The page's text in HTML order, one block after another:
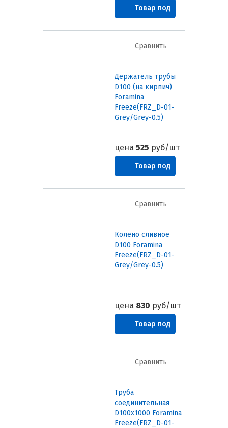
Товар под
заказ
Сравнить
Держатель трубы
D100 (на кирпич)
Foramina
Freeze(FRZ_D-01-
Grey/Grey-0.5)
цена 525 руб/шт
Товар под
заказ
Сравнить
Колено сливное
D100 Foramina
Freeze(FRZ_D-01-
Grey/Grey-0.5)
цена 830 руб/шт
Товар под
заказ
Сравнить
Труба
соединительная
D100х1000 Foramina
Freeze(FRZ_D-01-